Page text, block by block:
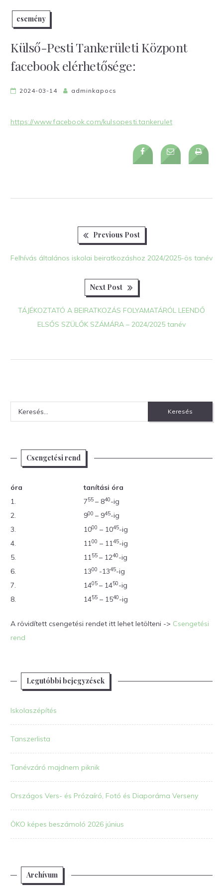
esemény
Külső-Pesti Tankerületi Központ
facebook elérhetősége:
2024-03-14 adminkapocs
https://www.facebook.com/kulsopesti.tankerulet
navigáció
Previous Post
Felhívás általános iskolai beiratkozáshoz 2024/2025-ös tanév
Next Post
TÁJÉKOZTATÓ A BEIRATKOZÁS FOLYAMATÁRÓL LEENDŐ
ELSŐS SZÜLŐK SZÁMÁRA – 2024/2025 tanév
Keresés:
Csengetési rend
óra
tanítási óra
1.
755 – 840-ig
2.
900 – 945-ig
3.
1000 – 1045-ig
4.
1100 – 1145-ig
5.
1155 – 1240-ig
6.
1300 -1345-ig
7.
1405 – 1450-ig
8.
1455 – 1540-ig
A rövidített csengetési rendet itt lehet letölteni -> Csengetési
rend
Legutóbbi bejegyzések
Iskolaszépítés
Tanszerlista
Tanévzáró majdnem piknik
Országos Vers- és Prózaíró, Fotó és Diaporáma Verseny
ÖKO képes beszámoló 2026 június
Archívum